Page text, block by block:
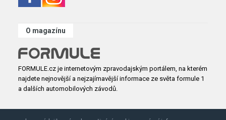
O magazínu
FORMULE.cz je internetovým zpravodajským portálem, na kterém
najdete nejnovější a nejzajímavější informace ze světa formule 1
a dalších automobilových závodů.